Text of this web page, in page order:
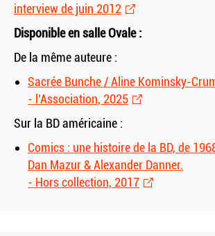
interview de juin 2012
Disponible en salle Ovale :
De la même auteure :
Sacrée Bunche / Aline Kominsky-
- l’Association, 2025
Sur la BD américaine :
Comics : une histoire de la BD, de
Dan Mazur&Alexander Danner.
- Hors collection, 2017